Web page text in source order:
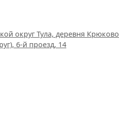
округ Тула, деревня Крюково
6-й проезд, 14